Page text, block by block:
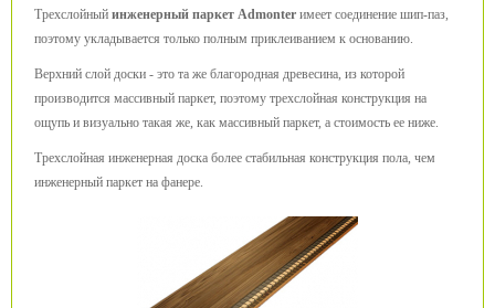
Трехслойный инженерный паркет Admonter имеет соединение шип-паз,
поэтому укладывается только полным приклеиванием к основанию.
Верхний слой доски - это та же благородная древесина, из которой
производится массивный паркет, поэтому трехслойная конструкция на
ощупь и визуально такая же, как массивный паркет, а стоимость ее ниже.
Трехслойная инженерная доска более стабильная конструкция пола, чем
инженерный паркет на фанере.